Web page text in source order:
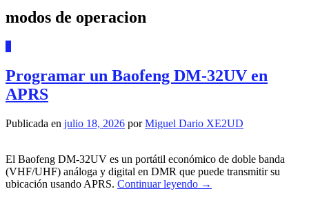
modos de operacion
Programar un Baofeng DM-32UV en
APRS
Publicada en julio 18, 2026 porMiguel Dario XE2UD
El Baofeng DM-32UV es un portátil económico de doble banda
(VHF/UHF) análoga y digital en DMR que puede transmitir su
ubicación usando APRS. Continuar leyendo →